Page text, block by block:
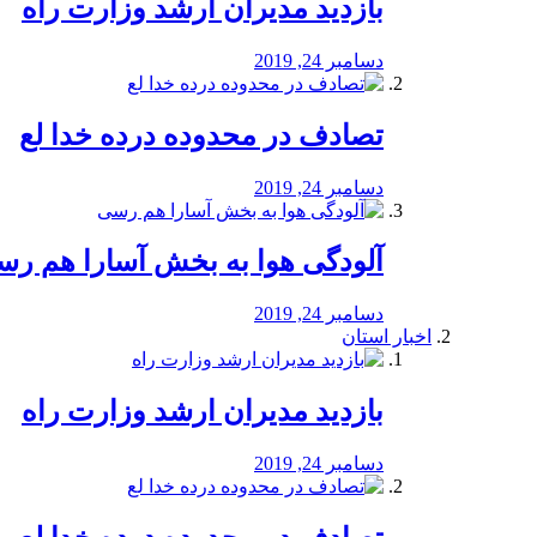
بازدید مدیران ارشد وزارت راه
دسامبر 24, 2019
تصادف در محدوده درده خدا لع
دسامبر 24, 2019
آلودگی هوا به بخش آسارا هم
دسامبر 24, 2019
اخبار استان
بازدید مدیران ارشد وزارت راه
دسامبر 24, 2019